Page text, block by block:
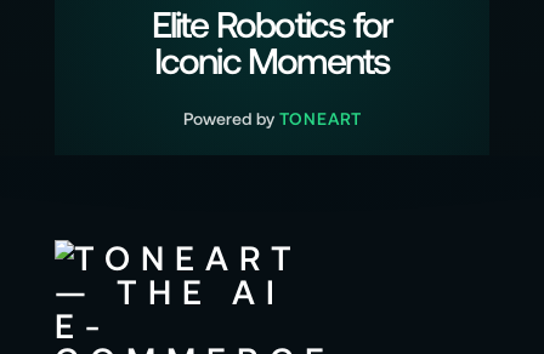
Elite Robotics for
Iconic Moments
Powered by TONEART